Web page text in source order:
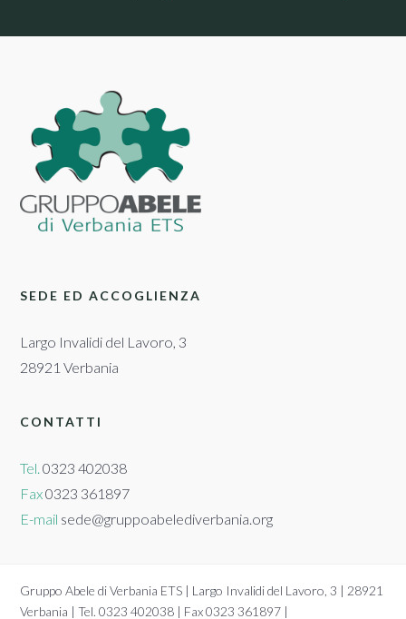
SEDE ED ACCOGLIENZA
Largo Invalidi del Lavoro, 3
28921 Verbania
CONTATTI
Tel.0323 402038
Fax0323 361897
E-mail sede@gruppoabelediverbania.org
Gruppo Abele di Verbania ETS | Largo Invalidi del Lavoro, 3 | 28921
Verbania | Tel. 0323 402038 | Fax 0323 361897 |